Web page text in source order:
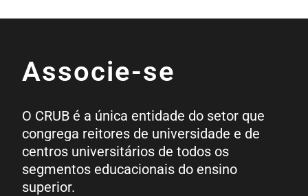
Associe-se
O CRUB é a única entidade do setor que
congrega reitores de universidade e de
centros universitários de todos os
segmentos educacionais do ensino
superior.